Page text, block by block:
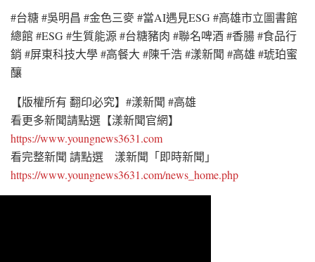
#台糖 #吳明昌 #金色三麥 #當AI遇見ESG #高雄市立圖書館
總館 #ESG #生質能源 #台糖豬肉 #聯名啤酒 #香腸 #食品行
銷 #屏東科技大學 #高餐大 #陳千浩 #漾新聞 #高雄 #琥珀蜜
釀
【版權所有 翻印必究】#漾新聞 #高雄
看更多新聞請點選【漾新聞官網】
https://www.youngnews3631.com
看完整新聞 請點選 漾新聞「即時新聞」
https://www.youngnews3631.com/news_home.php